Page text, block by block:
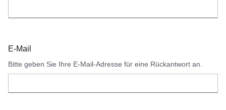
E-Mail
Bitte geben Sie Ihre E-Mail-Adresse für eine Rückantwort an.